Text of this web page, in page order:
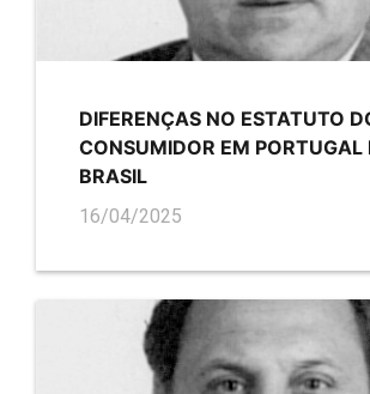
DIFERENÇAS NO ESTATUTO
CONSUMIDOR EM PORTUGAL
BRASIL
16/04/2025